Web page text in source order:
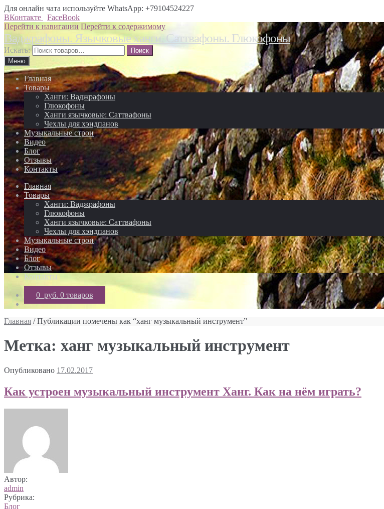
Для онлайн чата используйте WhatsApp: +79104524227
ВКонтакте
FaceBook
Перейти к навигации Перейти к содержимому
Ваджрафоны. Язычковые ханги. Саттвафоны. Глюкофоны
Искать:
Меню
Главная
Товары
Ханги: Ваджрафоны
Глюкофоны
Ханги язычковые: Саттвафоны
Чехлы для хэндпанов
Музыкальные строи
Видео
Блог
Отзывы
Контакты
Главная
Товары
Ханги: Ваджрафоны
Глюкофоны
Ханги язычковые: Саттвафоны
Чехлы для хэндпанов
Музыкальные строи
Видео
Блог
Отзывы
Контакты
0 руб. 0 товаров
Главная / Публикации помечены как “ханг музыкальный инструмент”
Метка: ханг музыкальный инструмент
Опубликовано 17.02.2017
Как устроен музыкальный инструмент Ханг. Как на нём играть?
Автор:
admin
Рубрика:
Блог